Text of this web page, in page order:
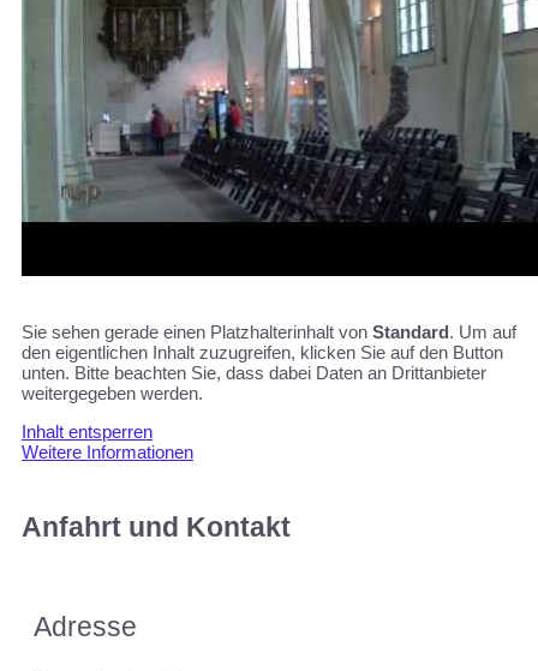
Sie sehen gerade einen Platzhalterinhalt von Standard. Um auf
den eigentlichen Inhalt zuzugreifen, klicken Sie auf den Button
unten. Bitte beachten Sie, dass dabei Daten an Drittanbieter
weitergegeben werden.
Inhalt entsperren
Weitere Informationen
Anfahrt und Kontakt
Adresse